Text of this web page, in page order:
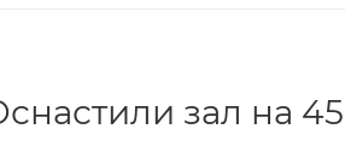
зал на